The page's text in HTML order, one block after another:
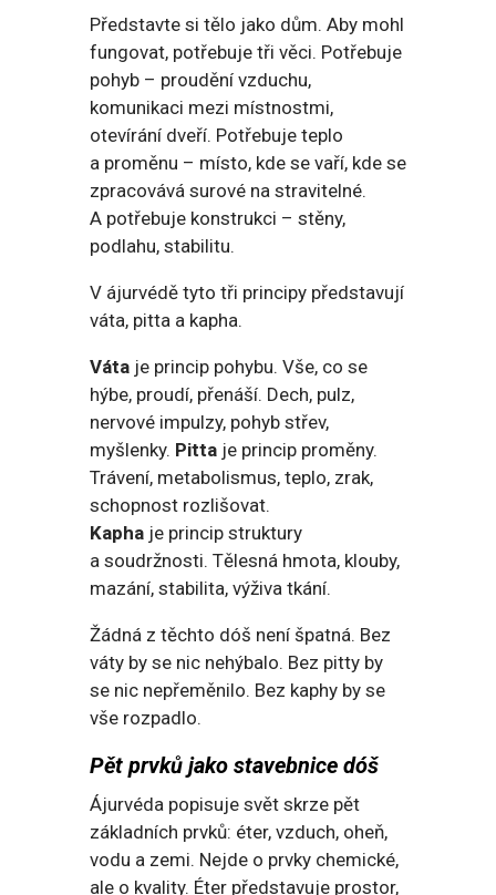
Představte si tělo jako dům. Aby mohl
fungovat, potřebuje tři věci. Potřebuje
pohyb – proudění vzduchu,
komunikaci mezi místnostmi,
otevírání dveří. Potřebuje teplo
a proměnu – místo, kde se vaří, kde se
zpracovává surové na stravitelné.
A potřebuje konstrukci – stěny,
podlahu, stabilitu.
V ájurvédě tyto tři principy představují
váta, pitta a kapha.
Vátaje princip pohybu. Vše, co se
hýbe, proudí, přenáší. Dech, pulz,
nervové impulzy, pohyb střev,
myšlenky. Pittaje princip proměny.
Trávení, metabolismus, teplo, zrak,
schopnost rozlišovat.
Kaphaje princip struktury
a soudržnosti. Tělesná hmota, klouby,
mazání, stabilita, výživa tkání.
Žádná z těchto dóš není špatná. Bez
váty by se nic nehýbalo. Bez pitty by
se nic nepřeměnilo. Bez kaphy by se
vše rozpadlo.
Pět prvků jako stavebnice dóš
Ájurvéda popisuje svět skrze pět
základních prvků: éter, vzduch, oheň,
vodu a zemi. Nejde o prvky chemické,
ale o kvality. Éter představuje prostor,